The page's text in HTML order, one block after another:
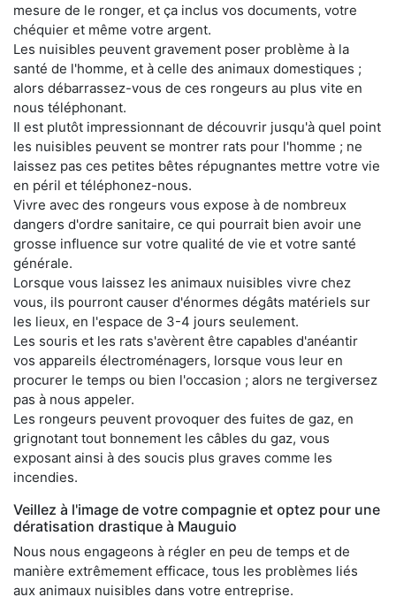
mesure de le ronger, et ça inclus vos documents, votre
chéquier et même votre argent.
Les nuisibles peuvent gravement poser problème à la
santé de l'homme, et à celle des animaux domestiques ;
alors débarrassez-vous de ces rongeurs au plus vite en
nous téléphonant.
Il est plutôt impressionnant de découvrir jusqu'à quel point
les nuisibles peuvent se montrer rats pour l'homme ; ne
laissez pas ces petites bêtes répugnantes mettre votre vie
en péril et téléphonez-nous.
Vivre avec des rongeurs vous expose à de nombreux
dangers d'ordre sanitaire, ce qui pourrait bien avoir une
grosse influence sur votre qualité de vie et votre santé
générale.
Lorsque vous laissez les animaux nuisibles vivre chez
vous, ils pourront causer d'énormes dégâts matériels sur
les lieux, en l'espace de 3-4 jours seulement.
Les souris et les rats s'avèrent être capables d'anéantir
vos appareils électroménagers, lorsque vous leur en
procurer le temps ou bien l'occasion ; alors ne tergiversez
pas à nous appeler.
Les rongeurs peuvent provoquer des fuites de gaz, en
grignotant tout bonnement les câbles du gaz, vous
exposant ainsi à des soucis plus graves comme les
incendies.
Veillez à l'image de votre compagnie et optez pour une
dératisation drastique à Mauguio
Nous nous engageons à régler en peu de temps et de
manière extrêmement efficace, tous les problèmes liés
aux animaux nuisibles dans votre entreprise.